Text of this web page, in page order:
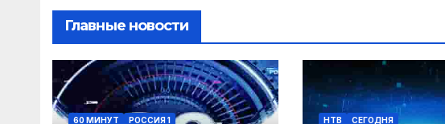
Главные новости
60 МИНУТ РОССИЯ 1 НТВ СЕГОДНЯ